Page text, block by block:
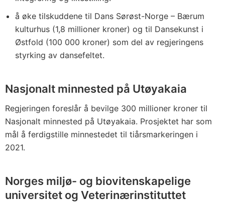
å øke tilskuddene til Dans Sørøst-Norge – Bærum
kulturhus (1,8 millioner kroner) og til Dansekunst i
Østfold (100 000 kroner) som del av regjeringens
styrking av dansefeltet.
Nasjonalt minnested på Utøyakaia
Regjeringen foreslår å bevilge 300 millioner kroner til
Nasjonalt minnested på Utøyakaia. Prosjektet har som
mål å ferdigstille minnestedet til tiårsmarkeringen i
2021.
Norges miljø- og biovitenskapelige
universitet og Veterinærinstituttet